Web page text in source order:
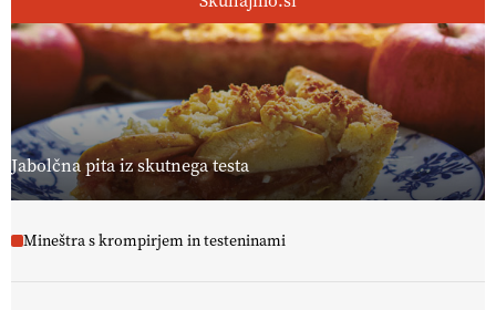
[EKOloško = LOGIČNO ]
Ekološka reja kokoši skrbi za živali
, okolje
in kakovostna jajca . VEČ
https://t.co/PX49GVsP1M
@EUAgri #IMCAP #CAP https://t.co/a1xatzEeid
13.07.2026
Jabolčna pita iz skutnega testa
Mineštra s krompirjem in testeninami